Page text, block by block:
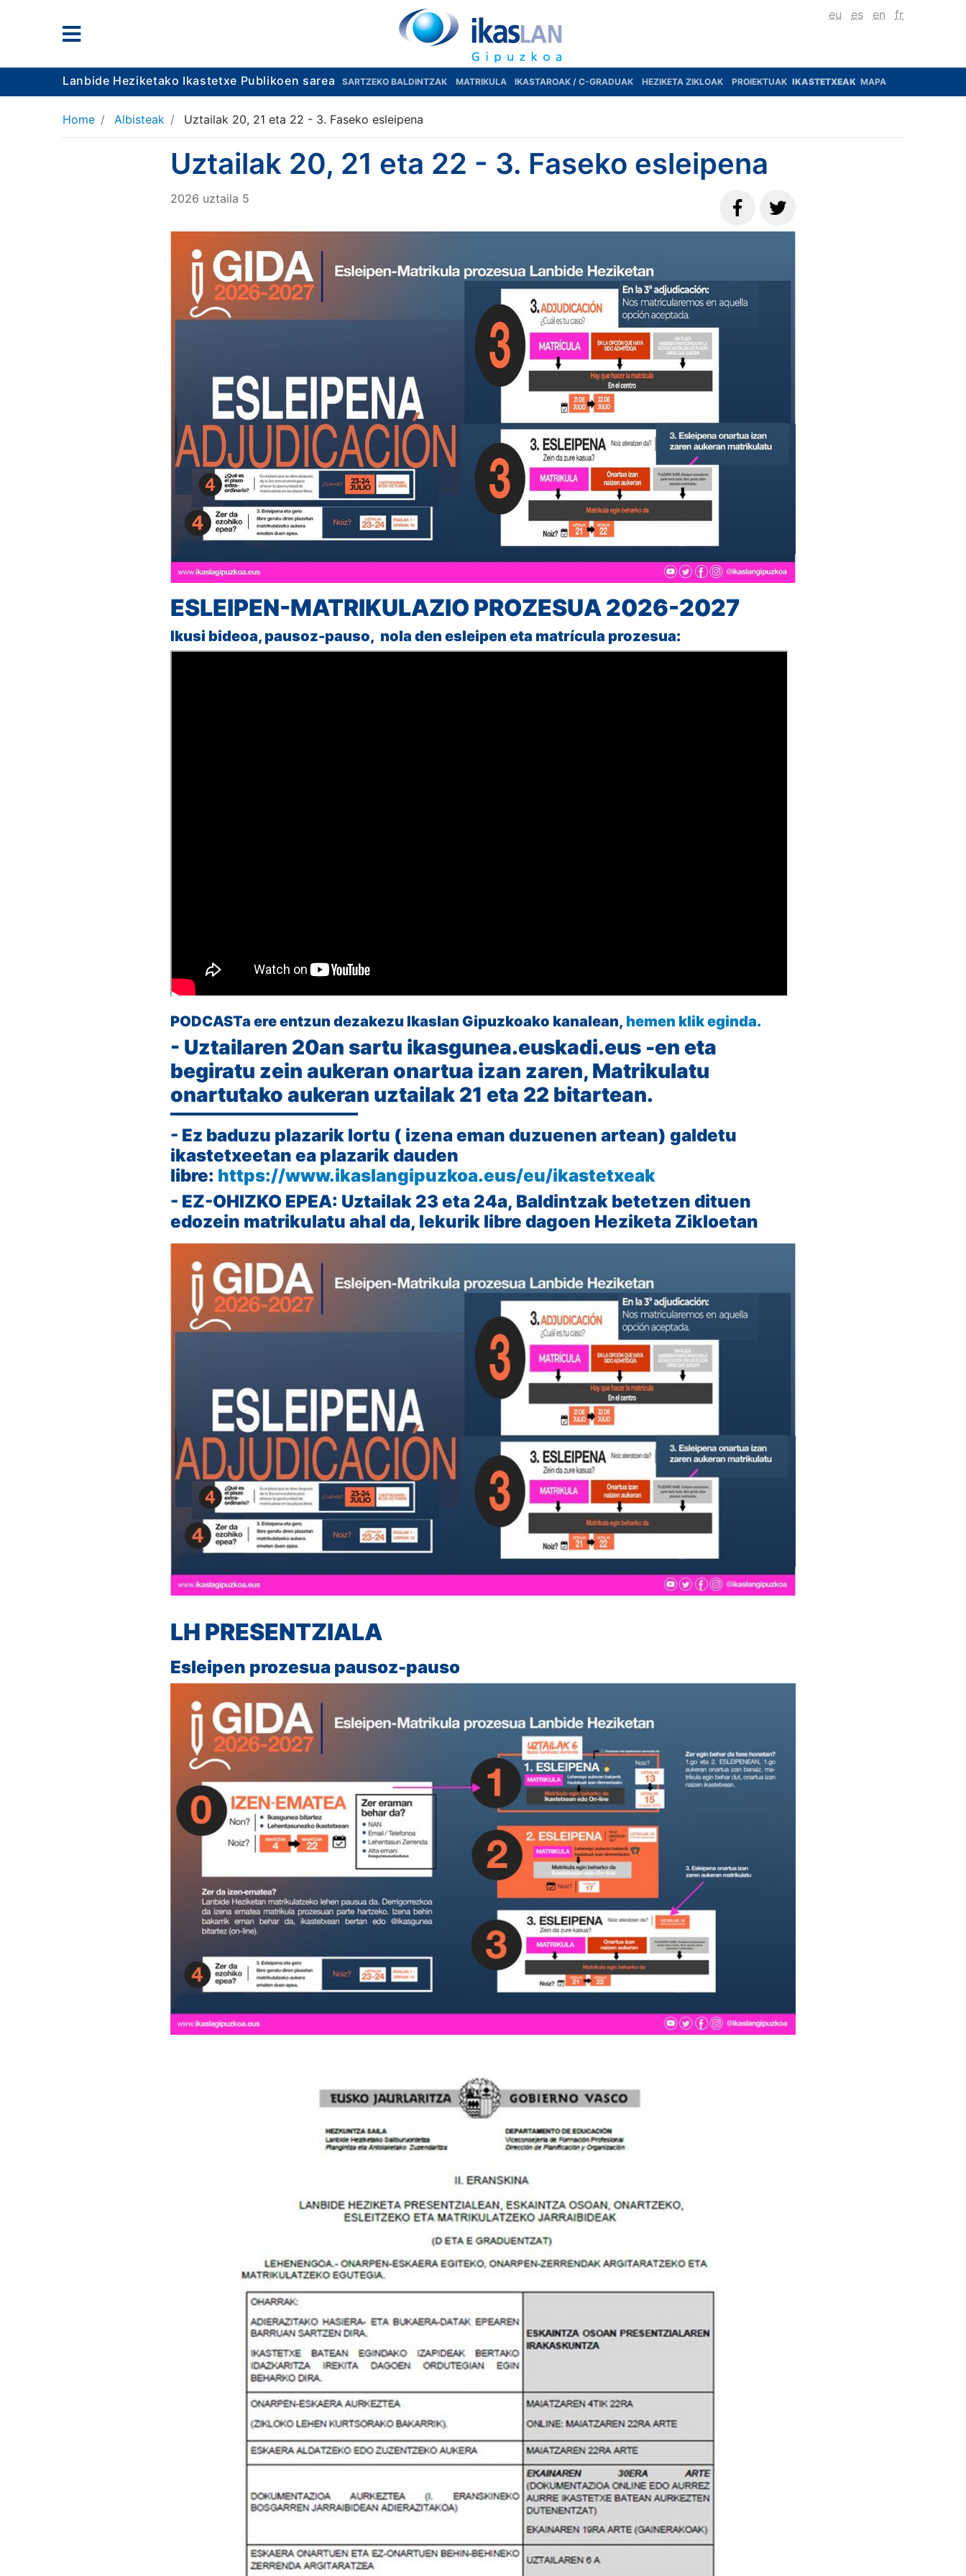
eu es en fr
Lanbide Heziketako Ikastetxe Publikoen sarea SARTZEKO BALDINTZAK MATRIKULA IKASTAROAK / C-GRADUAK HEZIKETA ZIKLOAK PROIEKTUAK IKASTETXEAK MAPA
Home Albisteak Uztailak 20, 21 eta 22 - 3. Faseko esleipena
Uztailak 20, 21 eta 22 - 3. Faseko esleipena
2026 uztaila 5
ESLEIPEN-MATRIKULAZIO PROZESUA 2026-2027
Ikusi bideoa, pausoz-pauso, nola den esleipen eta matrícula prozesua:
PODCASTa ere entzun dezakezu Ikaslan Gipuzkoako kanalean, hemen klik eginda.
- Uztailaren 20an sartu ikasgunea.euskadi.eus -en eta
begiratu zein aukeran onartua izan zaren, Matrikulatu
onartutako aukeran uztailak 21 eta 22 bitartean.
- Ez baduzu plazarik lortu ( izena eman duzuenen artean) galdetu
ikastetxeetan ea plazarik dauden
libre: https://www.ikaslangipuzkoa.eus/eu/ikastetxeak
- EZ-OHIZKO EPEA: Uztailak 23 eta 24a, Baldintzak betetzen dituen
edozein matrikulatu ahal da, lekurik libre dagoen Heziketa Zikloetan
LH PRESENTZIALA
Esleipen prozesua pausoz-pauso